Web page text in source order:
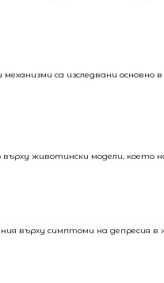
са изследвани основно
животински модели, което
върху симптоми на депресия